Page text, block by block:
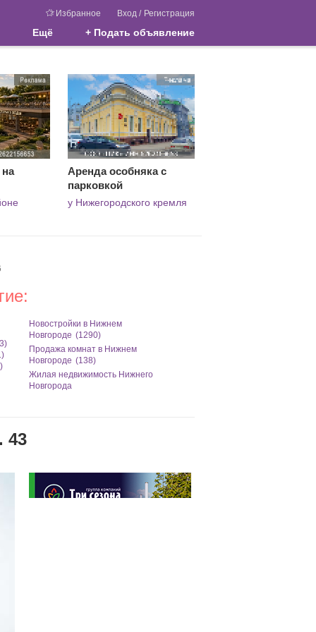
Избранное Вход / Регистрация
Ещё + Подать объявление
Аренда особняка с
парковкой
у Нижегородского кремля
Новостройки в Нижнем
Новгороде (1290)
Продажа комнат в Нижнем
Новгороде (138)
Жилая недвижимость Нижнего
Новгорода
43